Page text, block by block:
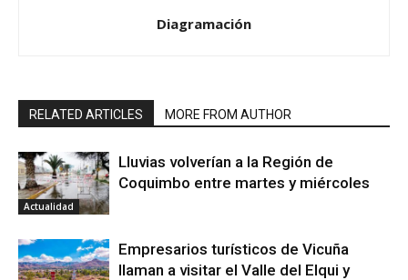
Diagramación
RELATED ARTICLES MORE FROM AUTHOR
Actualidad
Lluvias volverían a la Región de
Coquimbo entre martes y miércoles
Empresarios turísticos de Vicuña
llaman a visitar el Valle del Elqui y